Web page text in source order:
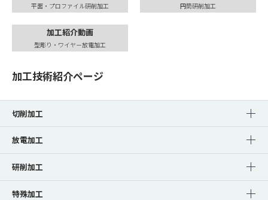
平面・プロファイル研削加工 円筒研削加工
加工紹介動画
型彫り・ワイヤー放電加工
加工技術紹介ページ
切削加工
放電加工
研削加工
特殊加工